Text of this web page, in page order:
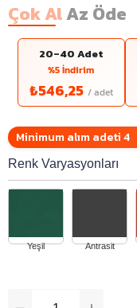
Çok AlAz Öde
20–40 Adet
%5 İndirim
₺546,25
Minimum alım adeti 4
Renk Varyasyonları